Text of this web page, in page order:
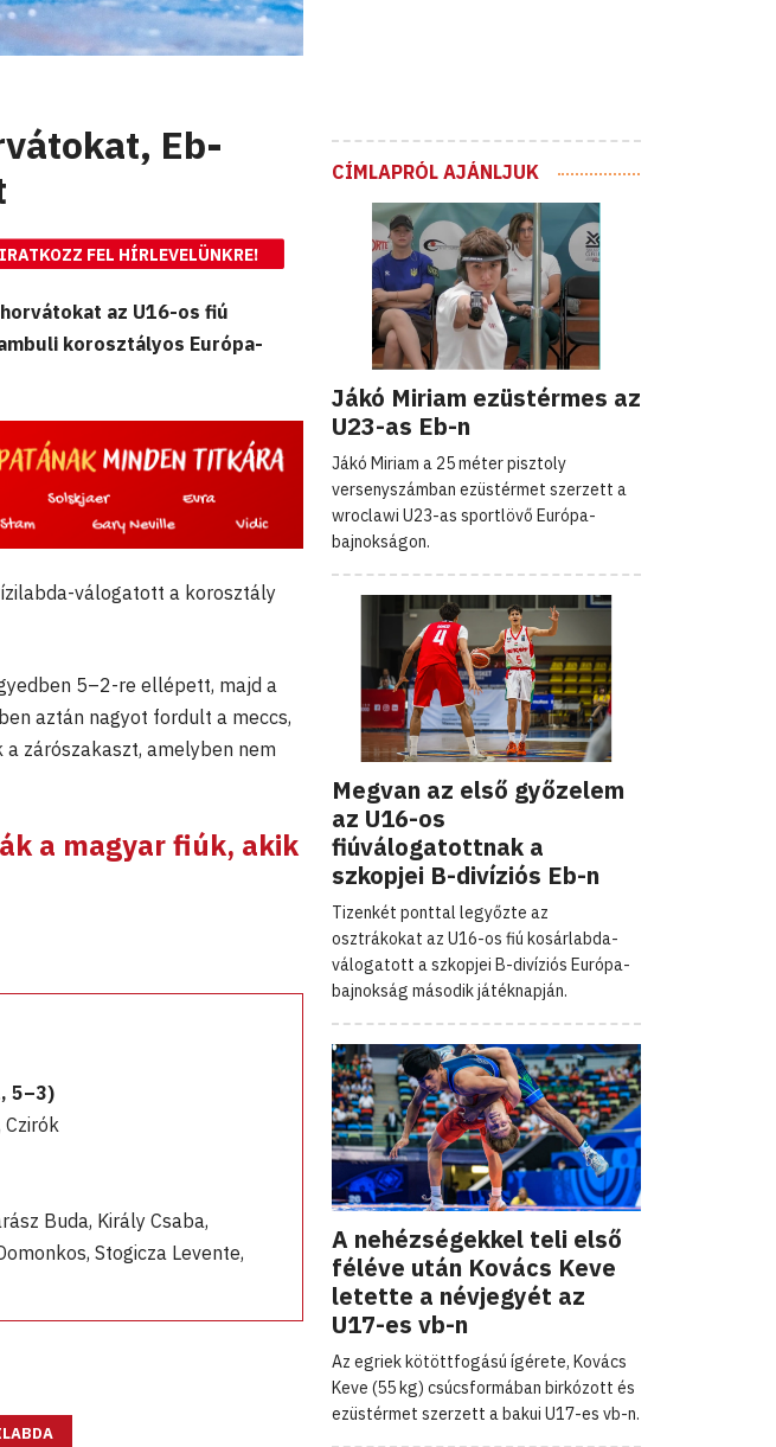
Eb-
IRATKOZZ FEL HÍRLEVELÜNKRE!
az U16-os fiú
korosztályos Európa-
válogatott a korosztály
5–2-re ellépett, majd a
aztán nagyot fordult a meccs,
zárószakaszt, amelyben nem
a magyar fiúk, akik
5–3)
Czirók
Buda, Király Csaba,
Stogicza Levente,
CÍMLAPRÓL AJÁNLJUK
Jákó Miriam ezüstérmes az
U23-as Eb-n
Jákó Miriam a 25 méter pisztoly
versenyszámban ezüstérmet szerzett a
wroclawi U23-as sportlövő Európa-
bajnokságon.
Megvan az első győzelem
az U16-os
fiúválogatottnak a
szkopjei B-divíziós Eb-n
Tizenkét ponttal legyőzte az
osztrákokat az U16-os fiú kosárlabda-
válogatott a szkopjei B-divíziós Európa-
bajnokság második játéknapján.
A nehézségekkel teli első
féléve után Kovács Keve
letette a névjegyét az
U17-es vb-n
Az egriek kötöttfogású ígérete, Kovács
Keve (55 kg) csúcsformában birkózott és
ezüstérmet szerzett a bakui U17-es vb-n.